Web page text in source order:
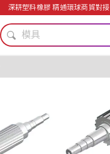
深耕塑料橡膠 精通環球商貿對接
客制化
模具
綠色成型方案
阻燃
PP
節能